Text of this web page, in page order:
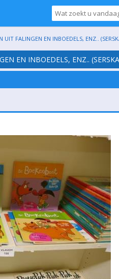
UIT FALINGEN EN INBOEDELS, ENZ..
EN INBOEDELS, ENZ..